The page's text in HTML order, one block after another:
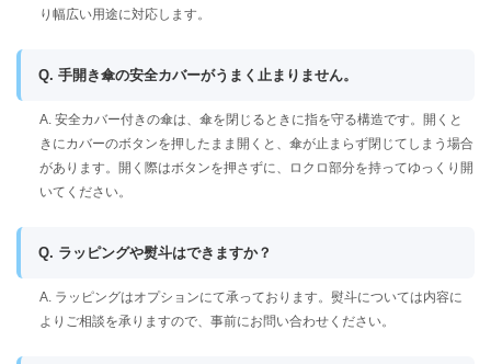
り幅広い用途に対応します。
Q. 手開き傘の安全カバーがうまく止まりません。
A. 安全カバー付きの傘は、傘を閉じるときに指を守る構造です。開くと
きにカバーのボタンを押したまま開くと、傘が止まらず閉じてしまう場合
があります。開く際はボタンを押さずに、ロクロ部分を持ってゆっくり開
いてください。
Q. ラッピングや熨斗はできますか？
A. ラッピングはオプションにて承っております。熨斗については内容に
よりご相談を承りますので、事前にお問い合わせください。